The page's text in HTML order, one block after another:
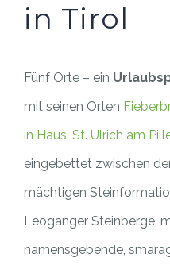
in Tirol
Fünf Orte – ein
mit seinen Orten
in Haus, St. Ulrich am
eingebettet zwischen
mächtigen
Leoganger Steinberge,
namensgebende,